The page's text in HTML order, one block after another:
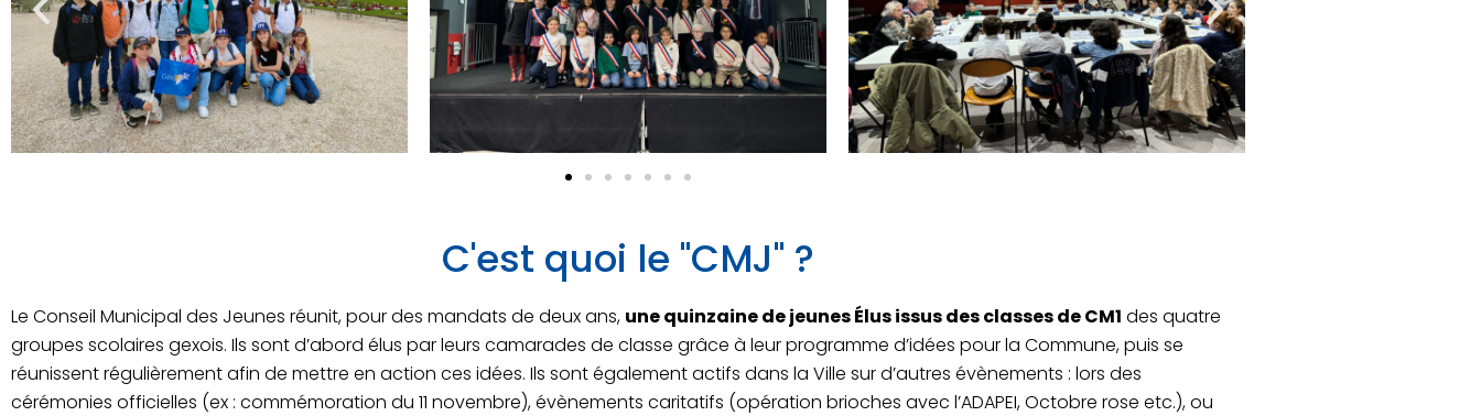
C'est quoi le "CMJ" ?
Le Conseil Municipal des Jeunes réunit, pour des mandats de deux ans, une quinzaine de jeunes Élus issus des classes de CM1 des quatre
groupes scolaires gexois. Ils sont d’abord élus par leurs camarades de classe grâce à leur programme d’idées pour la Commune, puis se
réunissent régulièrement afin de mettre en action ces idées. Ils sont également actifs dans la Ville sur d’autres évènements : lors des
cérémonies officielles (ex : commémoration du 11 novembre), évènements caritatifs (opération brioches avec l’ADAPEI, Octobre rose etc.), ou